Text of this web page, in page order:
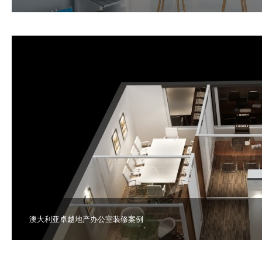
澳大利亚卓越地产办公室装修案例